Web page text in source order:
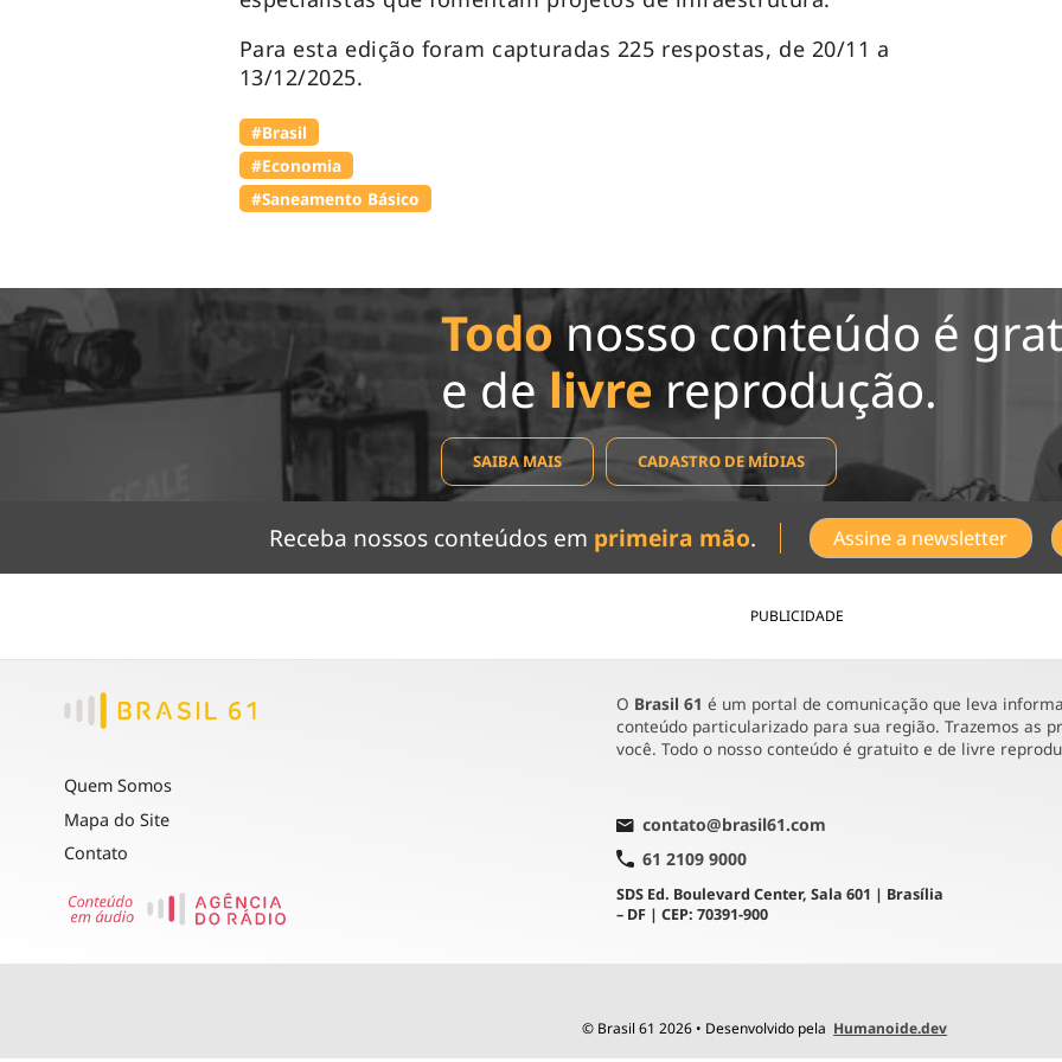
Para esta edição foram capturadas 225 respostas, de 20/11 a
13/12/2025.
#Brasil
#Economia
#Saneamento Básico
Todonosso conteúdo é
e de livre reprodução.
SAIBA MAIS CADASTRO DE MÍDIAS
Receba nossos conteúdos em primeira mão. Assine a newsletter
PUBLICIDADE
Quem Somos
Mapa do Site
Contato
O Brasil 61 é um portal de comunicação que leva
conteúdo particularizado para sua região. Trazemos as
você. Todo o nosso conteúdo é gratuito e de livre
contato@brasil61.com
61 2109 9000
SDS Ed. Boulevard Center, Sala 601 | Brasília
– DF | CEP: 70391-900
© Brasil 61 2026 • Desenvolvido pela Humanoide.dev